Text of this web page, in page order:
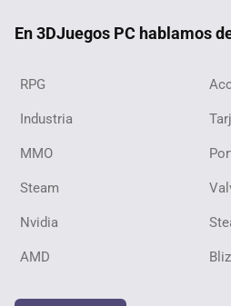
En 3DJuegos PC hablamos
RPG
Industria
MMO
Steam
Nvidia
AMD